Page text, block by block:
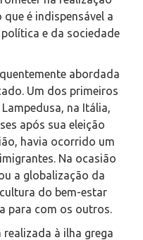
é indispensável a
e da sociedade
abordada
Um dos primeiros
na Itália,
após sua eleição
havia ocorrido um
Na ocasião
a globalização da
do bem-estar
para com os outros.
à ilha grega